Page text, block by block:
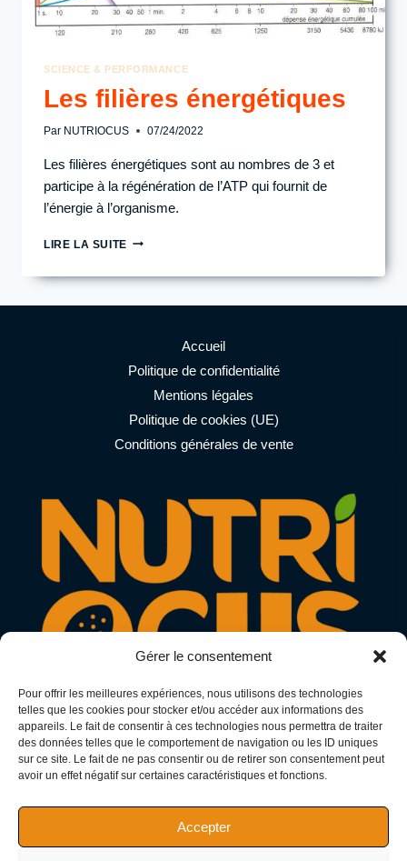
Gérer le consentement
Pour offrir les meilleures expériences, nous utilisons des technologies
telles que les cookies pour stocker et/ou accéder aux informations des
appareils. Le fait de consentir à ces technologies nous permettra de traiter
des données telles que le comportement de navigation ou les ID uniques
sur ce site. Le fait de ne pas consentir ou de retirer son consentement peut
avoir un effet négatif sur certaines caractéristiques et fonctions.
Accepter
SCIENCE & PERFORMANCE
Les filières énergétiques
Par NUTRIOCUS 07/24/2022
Les filières énergétiques sont au nombres de 3 et
participe à la régénération de l’ATP qui fournit de
l’énergie à l’organisme.
LIRE LA SUITELES
ÉNERGÉTIQUES
Accueil
Politique de confidentialité
Mentions légales
Politique de cookies (UE)
Conditions générales de vente
N° Adeli : 11866275
SIREN : 977944412